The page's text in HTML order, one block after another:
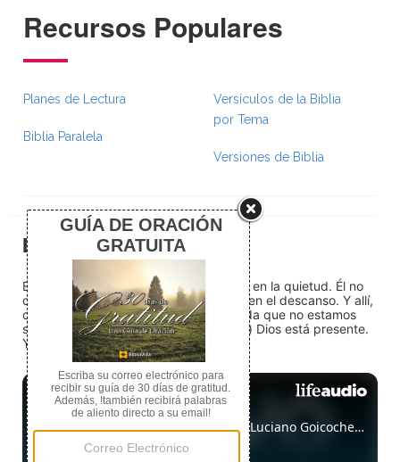
Recursos Populares
Planes de Lectura
Biblia Paralela
Versículos de la Biblia
por Tema
Versiones de Biblia
El silencio
En medio del ruido, Dios nos encuentra en la quietud. Él no
compite con nuestro caos; nos espera en el descanso. Y allí,
cuando dejamos de luchar, nos recuerda que no estamos
solos. Así que detente (quédate quieto) Dios está presente.
Y aun en el silencio, Dios pelea por ti.